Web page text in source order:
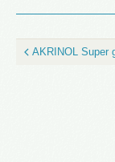
AKRINOL Super